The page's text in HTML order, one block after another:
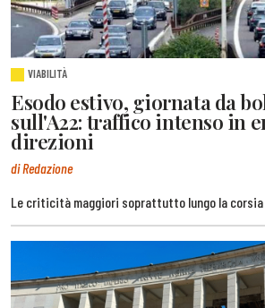
VIABILITÀ
Esodo estivo, giornata da
sull'A22: traffico intenso in
direzioni
di Redazione
Le criticità maggiori soprattutto lungo la corsia